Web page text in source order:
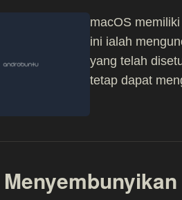
macOS
ini ialah
yang telah
tetap dapat